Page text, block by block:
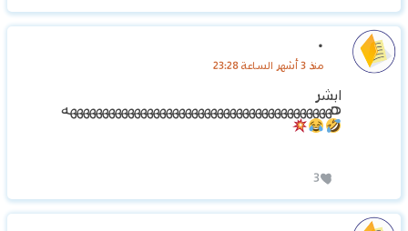
.
منذ 3 أشهر الساعة 23:28
ابشر
ههههههههههههههههههههههههههههههههههههههههههه
3